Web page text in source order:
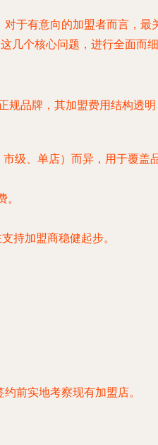
于有意向的加盟者而言，最
几个核心问题，进行全面而细
规品牌，其加盟费用结构透
级、单店）而异，用于覆盖
持加盟商稳健起步。
前实地考察现有加盟店。